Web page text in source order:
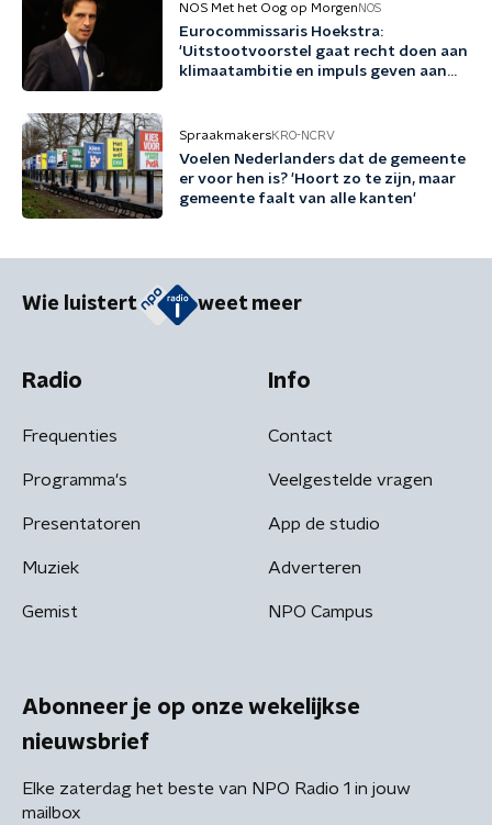
NOS Met het Oog op Morgen NOS
Eurocommissaris Hoekstra:
'Uitstootvoorstel gaat recht doen aan
klimaatambitie en impuls geven aan
SpraakmakersKRO-NCRV
Voelen Nederlanders dat de gemeente
er voor hen is? 'Hoort zo te zijn, maar
gemeente faalt van alle kanten'
Wie luistert weet meer
Radio
Frequenties
Programma's
Presentatoren
Muziek
Gemist
Info
Contact
Veelgestelde vragen
App de studio
Adverteren
NPO Campus
Abonneer je op onze wekelijkse
nieuwsbrief
Elke zaterdag het beste van NPO Radio 1 in jouw
mailbox